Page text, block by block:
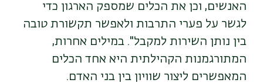
האנשים, וכן את הכלים שמספק הארגון כדי
לגשר על פערי התרבות ולאפשר תקשורת טובה
בין נותן השירות למקבל". במילים אחרות,
המתורגמנות הקהילתית היא אחד הכלים
המאפשרים ליצור שוויון בין בני האדם.